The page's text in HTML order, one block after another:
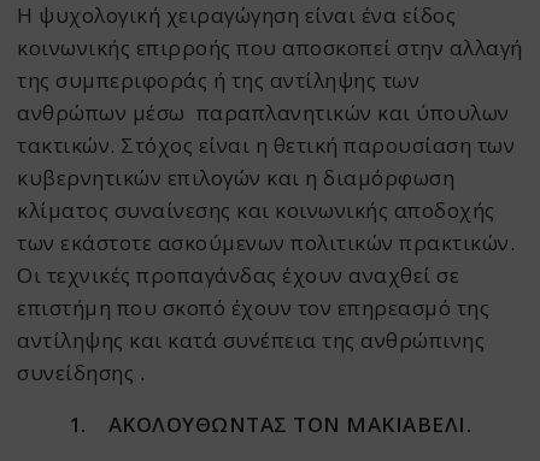
Η ψυχολογική χειραγώγηση είναι ένα είδος
κοινωνικής επιρροής που αποσκοπεί στην αλλαγή
της συμπεριφοράς ή της αντίληψης των
ανθρώπων μέσω παραπλανητικών και ύπουλων
τακτικών. Στόχος είναι η θετική παρουσίαση των
κυβερνητικών επιλογών και η διαμόρφωση
κλίματος συναίνεσης και κοινωνικής αποδοχής
των εκάστοτε ασκούμενων πολιτικών πρακτικών.
Οι τεχνικές προπαγάνδας έχουν αναχθεί σε
επιστήμη που σκοπό έχουν τον επηρεασμό της
αντίληψης και κατά συνέπεια της ανθρώπινης
συνείδησης .
1. ΑΚΟΛΟΥΘΩΝΤΑΣ ΤΟΝ ΜΑΚΙΑΒΕΛΙ.